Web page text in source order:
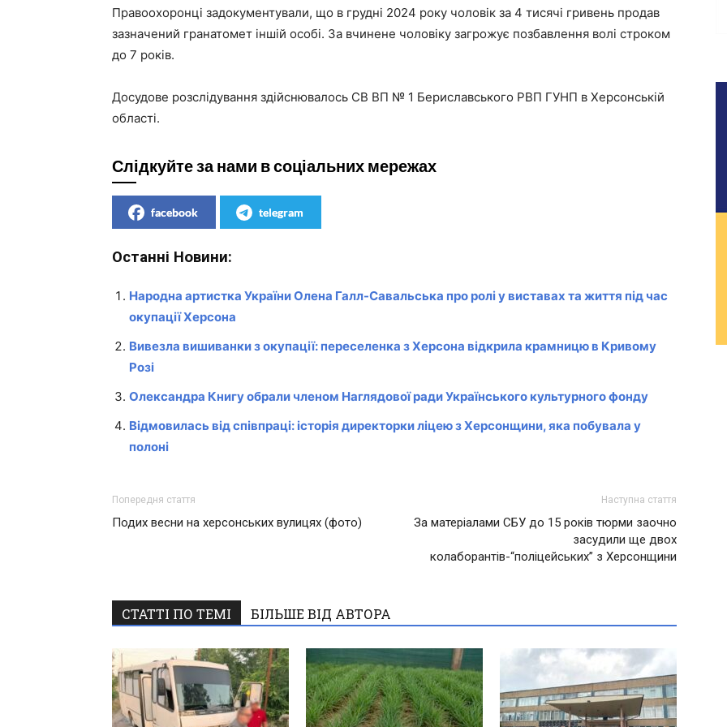
Правоохоронці задокументували, що в грудні 2024 року чоловік за 4 тисячі гривень продав
зазначений гранатомет іншій особі. За вчинене чоловіку загрожує позбавлення волі строком
до 7 років.
Досудове розслідування здійснювалось СВ ВП № 1 Бериславського РВП ГУНП в Херсонській
області.
Слідкуйте за нами в соціальних мережах
facebook telegram
Останні Новини:
Народна артистка України Олена Галл-Савальська про ролі у виставах та життя під час
окупації Херсона
Вивезла вишиванки з окупації: переселенка з Херсона відкрила крамницю в Кривому
Розі
Олександра Книгу обрали членом Наглядової ради Українського культурного фонду
Відмовилась від співпраці: історія директорки ліцею з Херсонщини, яка побувала у
полоні
Попередня стаття
Подих весни на херсонських вулицях (фото)
Наступна стаття
За матеріалами СБУ до 15 років тюрми заочно
засудили ще двох
колаборантів-“поліцейських” з Херсонщини
СТАТТІ ПО ТЕМІ БІЛЬШЕ ВІД АВТОРА